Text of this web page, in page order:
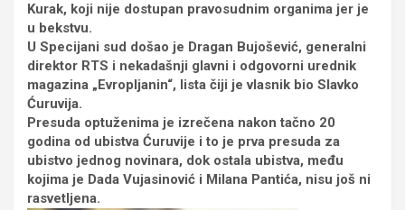
Kurak, koji nije dostupan pravosudnim organima jer je
u bekstvu.
U Specijani sud došao je Dragan Bujošević, generalni
direktor RTS i nekadašnji glavni i odgovorni urednik
magazina „Evropljanin“, lista čiji je vlasnik bio Slavko
Ćuruvija.
Presuda optuženima je izrečena nakon tačno 20
godina od ubistva Ćuruvije i to je prva presuda za
ubistvo jednog novinara, dok ostala ubistva, među
kojima je Dada Vujasinović i Milana Pantića, nisu još ni
rasvetljena.